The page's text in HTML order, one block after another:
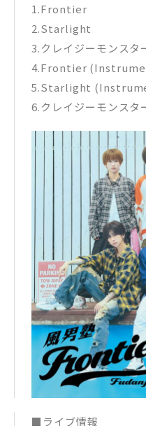
1.Frontier
2.Starlight
3.クレイジーモンスタ
4.Frontier
5.Starlight
6.クレイジーモンス
■ライブ情報